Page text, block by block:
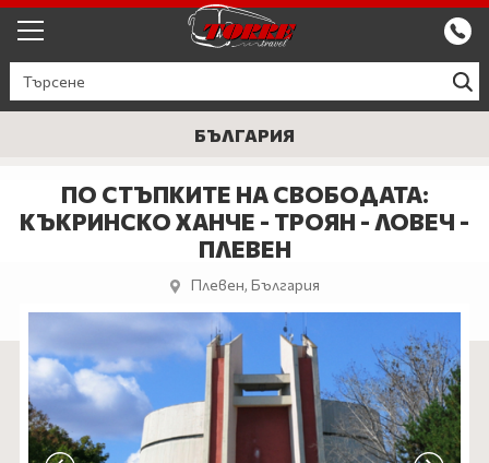
ЕКСКУРЗИИ ОТ ПЛОВДИВ
Круизи с водач
БЪЛГАРИЯ
ГЪРЦИЯ
ТУРЦИЯ
СЕПТЕМВРИЙСКИ ПРАЗНИЦИ
ПОЧИВКИ В ТУРЦИЯ 2026
БЪЛГАРИЯ
ПО СТЪПКИТЕ НА СВОБОДАТА:
КЪКРИНСКО ХАНЧЕ - ТРОЯН - ЛОВЕЧ -
ПЛЕВЕН
Плевен, България